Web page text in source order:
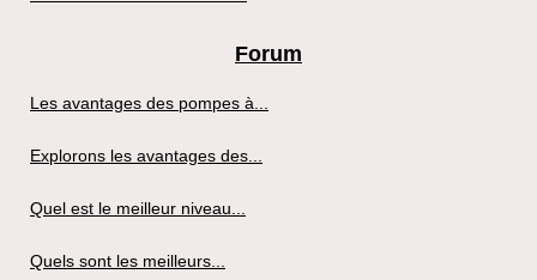
Forum
Les avantages des pompes à...
Explorons les avantages des...
Quel est le meilleur niveau...
Quels sont les meilleurs...